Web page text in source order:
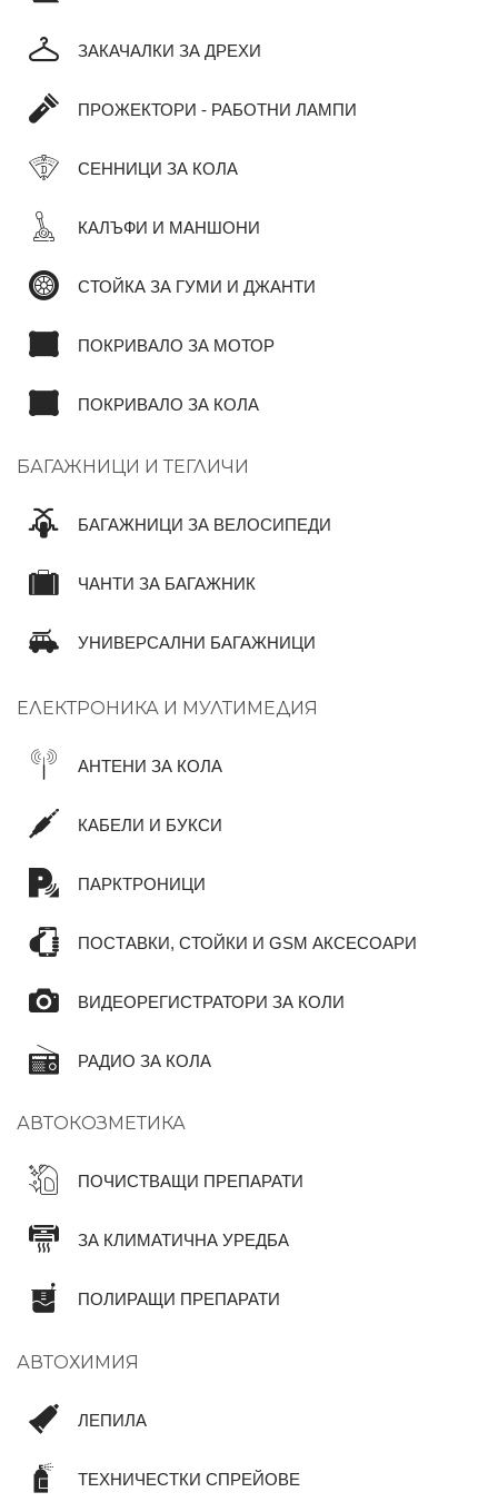
ЗАКАЧАЛКИ ЗА ДРЕХИ
ПРОЖЕКТОРИ - РАБОТНИ ЛАМПИ
СЕННИЦИ ЗА КОЛА
КАЛЪФИ И МАНШОНИ
СТОЙКА ЗА ГУМИ И ДЖАНТИ
ПОКРИВАЛО ЗА МОТОР
ПОКРИВАЛО ЗА КОЛА
БАГАЖНИЦИ И ТЕГЛИЧИ
БАГАЖНИЦИ ЗА ВЕЛОСИПЕДИ
ЧАНТИ ЗА БАГАЖНИК
УНИВЕРСАЛНИ БАГАЖНИЦИ
ЕЛЕКТРОНИКА И МУЛТИМЕДИЯ
АНТЕНИ ЗА КОЛА
КАБЕЛИ И БУКСИ
ПАРКТРОНИЦИ
ПОСТАВКИ, СТОЙКИ И GSM АКСЕСОАРИ
ВИДЕОРЕГИСТРАТОРИ ЗА КОЛИ
РАДИО ЗА КОЛА
АВТОКОЗМЕТИКА
ПОЧИСТВАЩИ ПРЕПАРАТИ
ЗА КЛИМАТИЧНА УРЕДБА
ПОЛИРАЩИ ПРЕПАРАТИ
АВТОХИМИЯ
ЛЕПИЛА
ТЕХНИЧЕСТКИ СПРЕЙОВЕ